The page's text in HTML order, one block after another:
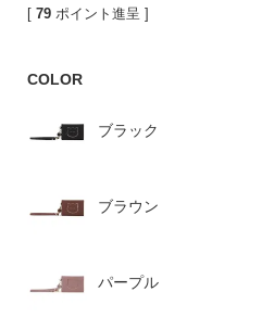
コンパクト財布
キーケース
スマホショルダー
[ 79 ポイント進呈 ]
COLOR
ブラック
ブラウン
パープル